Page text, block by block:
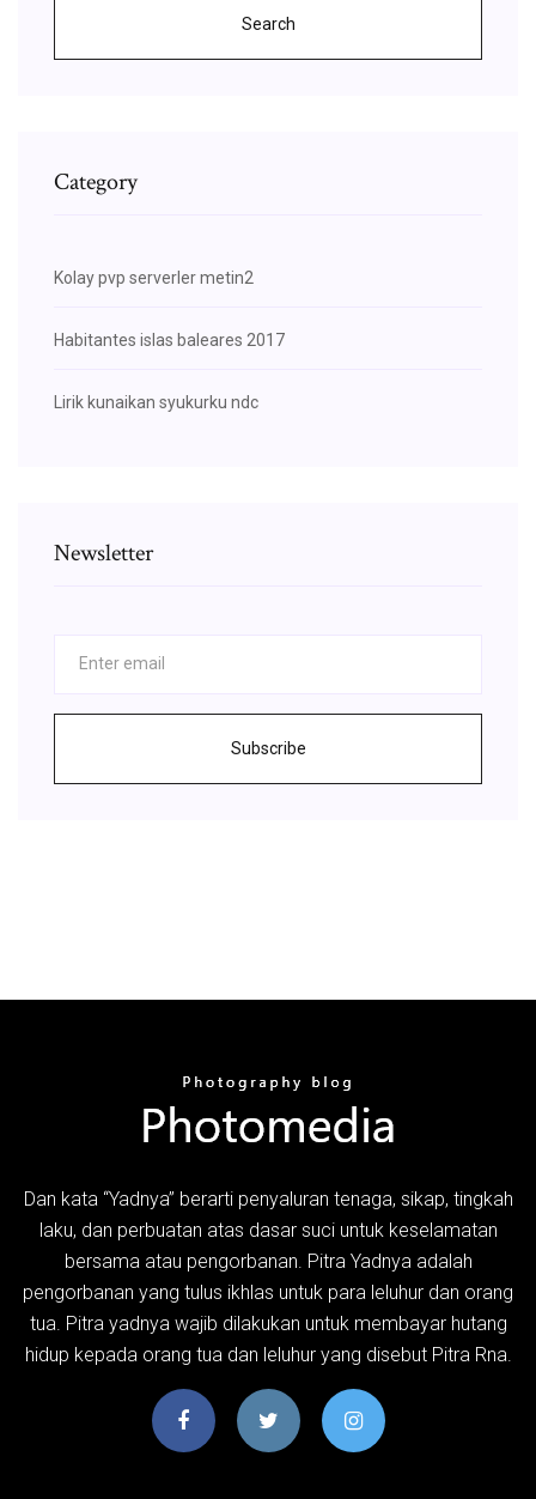
Search
Category
Kolay pvp serverler metin2
Habitantes islas baleares 2017
Lirik kunaikan syukurku ndc
Newsletter
Subscribe
Dan kata “Yadnya” berarti penyaluran tenaga, sikap, tingkah
laku, dan perbuatan atas dasar suci untuk keselamatan
bersama atau pengorbanan. Pitra Yadnya adalah
pengorbanan yang tulus ikhlas untuk para leluhur dan orang
tua. Pitra yadnya wajib dilakukan untuk membayar hutang
hidup kepada orang tua dan leluhur yang disebut Pitra Rna.